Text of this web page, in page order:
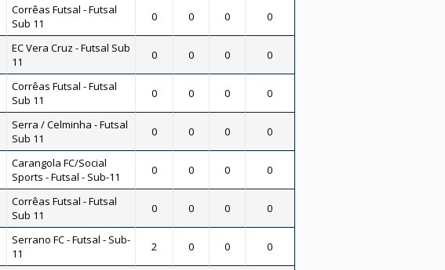
Corrêas Futsal - Futsal
Sub 11
0 0 0 0
EC Vera Cruz - Futsal Sub
11
0 0 0 0
Corrêas Futsal - Futsal
Sub 11
0 0 0 0
Serra / Celminha - Futsal
Sub 11
0 0 0 0
Carangola FC/Social
Sports - Futsal - Sub-11
0 0 0 0
Corrêas Futsal - Futsal
Sub 11
0 0 0 0
Serrano FC - Futsal - Sub-
11
2 0 0 0